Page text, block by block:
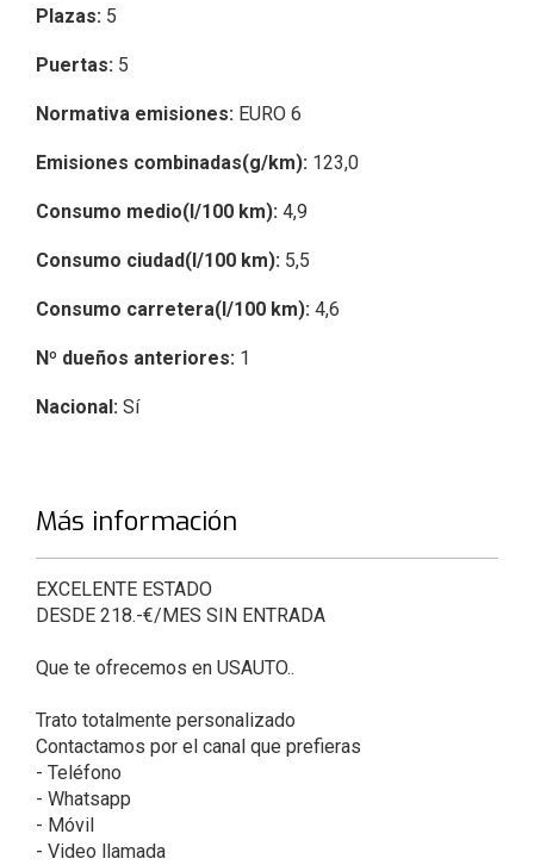
Plazas: 5
Puertas: 5
Normativa emisiones: EURO 6
Emisiones combinadas(g/km): 123,0
Consumo medio(l/100 km): 4,9
Consumo ciudad(l/100 km): 5,5
Consumo carretera(l/100 km): 4,6
Nº dueños anteriores: 1
Nacional: Sí
Más información
EXCELENTE ESTADO
DESDE 218.-€/MES SIN ENTRADA
Que te ofrecemos en USAUTO..
Trato totalmente personalizado
Contactamos por el canal que prefieras
- Teléfono
- Whatsapp
- Móvil
- Video llamada